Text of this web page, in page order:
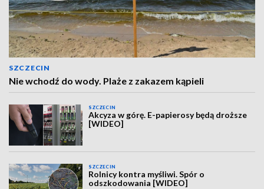
SZCZECIN
Nie wchodź do wody. Plaże z zakazem kąpieli
SZCZECIN
Akcyza w górę. E-papierosy będą droższe
[WIDEO]
SZCZECIN
Rolnicy kontra myśliwi. Spór o
odszkodowania [WIDEO]